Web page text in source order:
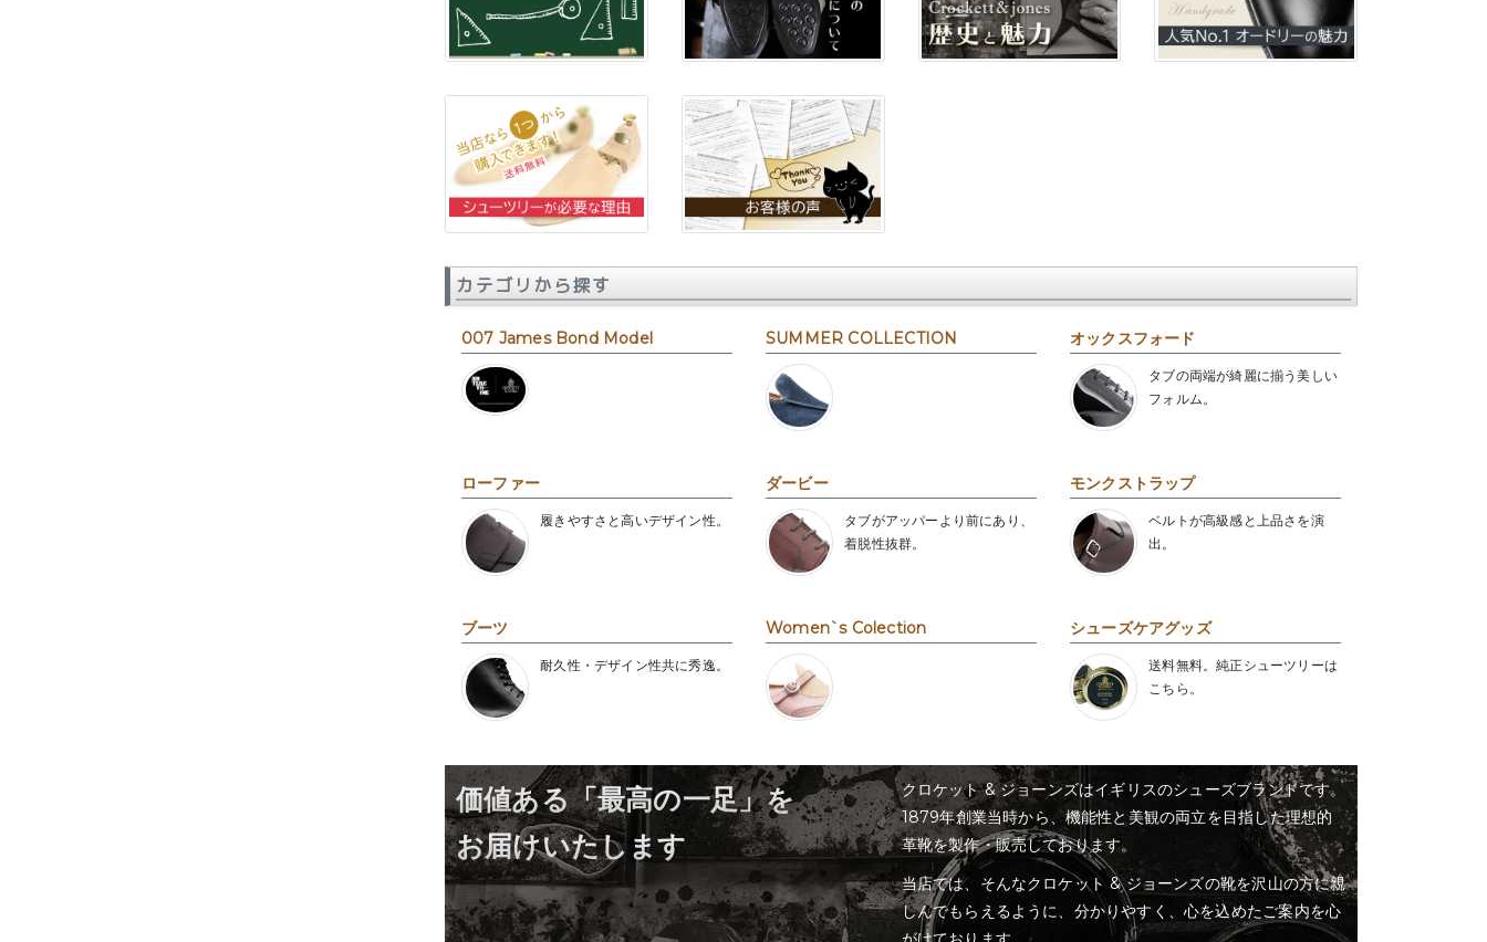
カテゴリから探す
007 James Bond Model SUMMER COLLECTION オックスフォード
タブの両端が綺麗に揃う美しい
フォルム。
ローファー
履きやすさと高いデザイン性。
ダービー
タブがアッパーより前にあり、
着脱性抜群。
モンクストラップ
ベルトが高級感と上品さを演
出。
ブーツ
耐久性・デザイン性共に秀逸。
Women`s Colection シューズケアグッズ
送料無料。純正シューツリーは
こちら。
価値ある「最高の一足」を
お届けいたします
クロケット & ジョーンズはイギリスのシューズブランドです。
1879年創業当時から、機能性と美観の両立を目指した理想的
革靴を製作・販売しております。
当店では、そんなクロケット & ジョーンズの靴を沢山の方に親
しんでもらえるように、分かりやすく、心を込めたご案内を心